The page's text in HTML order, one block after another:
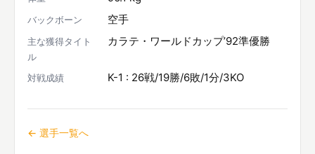
バックボーン 空手
主な獲得タイト
ル
カラテ・ワールドカップ’92準優勝
対戦成績 K-1 : 26戦/19勝/6敗/1分/3KO
← 選手一覧へ